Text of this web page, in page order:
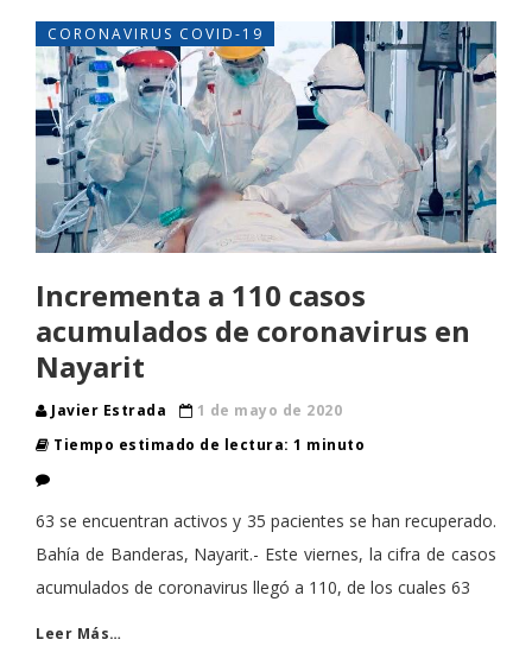
CORONAVIRUS COVID-19
Incrementa a 110 casos
acumulados de coronavirus en
Nayarit
Javier Estrada
1 de mayo de 2020
Tiempo estimado de lectura: 1 minuto
63 se encuentran activos y 35 pacientes se han recuperado.
Bahía de Banderas, Nayarit.- Este viernes, la cifra de casos
acumulados de coronavirus llegó a 110, de los cuales 63
Leer Más…